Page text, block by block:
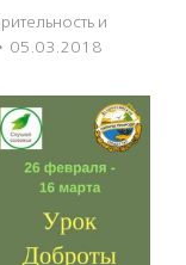
и
· 05.03.2018